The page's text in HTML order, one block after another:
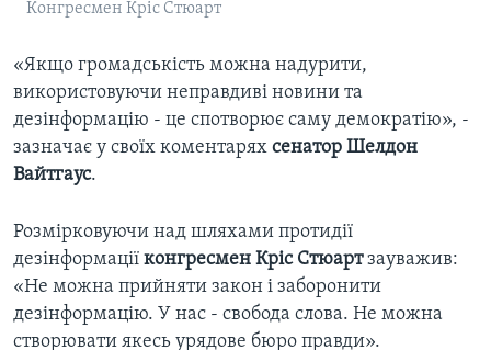
Конгресмен Кріс Стюарт
«Якщо громадськість можна надурити,
використовуючи неправдиві новини та
дезінформацію - це спотворює саму демократію», -
зазначає у своїх коментарях сенатор Шелдон
Вайтгаус.
Розмірковуючи над шляхами протидії
дезінформації конгресмен Кріс Стюартзауважив:
«Не можна прийняти закон і заборонити
дезінформацію. У нас - свобода слова. Не можна
створювати якесь урядове бюро правди».